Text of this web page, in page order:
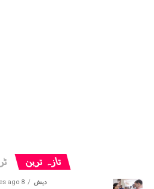
تازہ ترین
دیش 8 minutes ago